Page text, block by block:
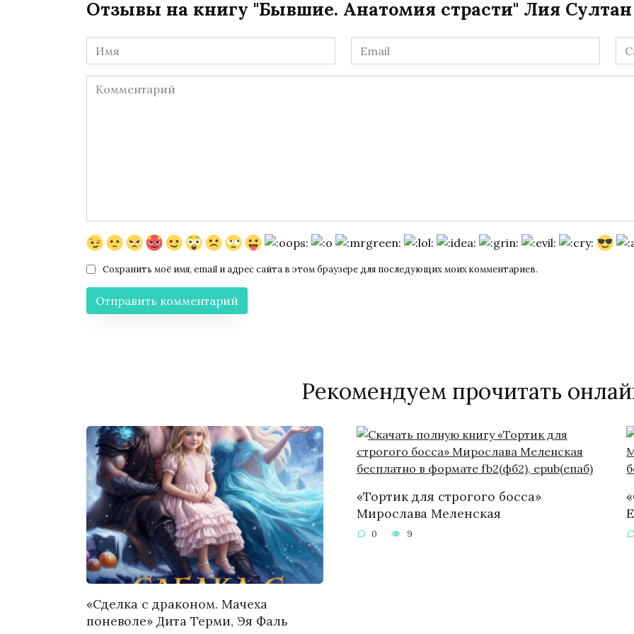
Отзывы на книгу "Бывшие. Анатомия страсти" Лия Султан
Имя
*
Email
*
Комментарий
Сохранить моё имя, email и адрес сайта в этом браузере для последующих моих комментариев.
Рекомендуем прочитать
«Сделка с драконом. Мачеха
поневоле» Дита Терми, Эя Фаль
«Тортик для строгого босса»
Мирослава Меленская
0 9